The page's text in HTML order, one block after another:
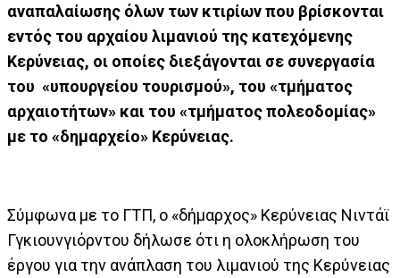
αναπαλαίωσης όλων των κτιρίων που βρίσκονται
εντός του αρχαίου λιμανιού της κατεχόμενης
Κερύνειας, οι οποίες διεξάγονται σε συνεργασία
του «υπουργείου τουρισμού», του «τμήματος
αρχαιοτήτων» και του «τμήματος πολεοδομίας»
με το «δημαρχείο» Κερύνειας.
Σύμφωνα με το ΓΤΠ, ο «δήμαρχος» Κερύνειας Νιντάϊ
Γγκιουνγιόρντου δήλωσε ότι η ολοκλήρωση του
έργου για την ανάπλαση του λιμανιού της Κερύνειας